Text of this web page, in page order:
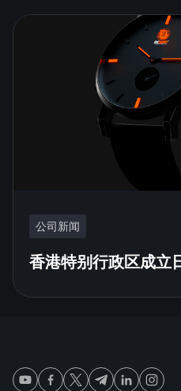
公司新闻
香港特别行政区成立